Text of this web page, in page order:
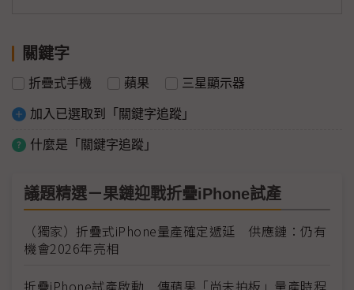
關鍵字
折疊式手機 蘋果 三星顯示器
加入已選取到「關鍵字追蹤」
什麼是「關鍵字追蹤」
議題精選－果鏈迎戰折疊iPhone試產
（獨家）折疊式iPhone量產確定遞延 供應鏈：仍有
機會2026年亮相